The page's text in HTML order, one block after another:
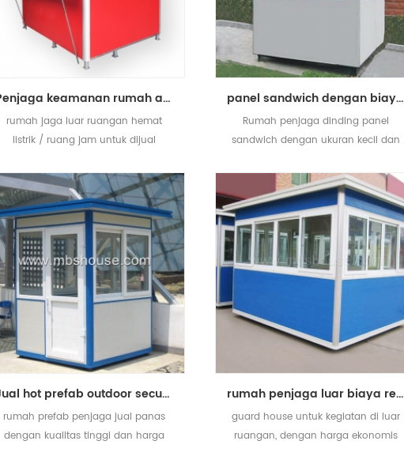
Penjaga keamanan rumah aman portabel outdoor
rumah jaga luar ruangan hemat
listrik / ruang jam untuk dijual
panel sandwich dengan biaya rendah menggerakkan rumah penjaga prefabrikasi yang kecil
Rumah penjaga dinding panel
sandwich dengan ukuran kecil dan
Jual hot prefab outdoor security guard house dengan harga murah
rumah prefab penjaga jual panas
dengan kualitas tinggi dan harga
rumah penjaga luar biaya rendah untuk dijual
guard house untuk kegiatan di luar
ruangan, dengan harga ekonomis